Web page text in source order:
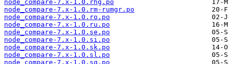
node_compare-7.x-1.0.rhg.po
node_compare-7.x-1.0.rm-rumgr.po
node_compare-7.x-1.0.ro.po
node_compare-7.x-1.0.ru.po
node_compare-7.x-1.0.se.po
node_compare-7.x-1.0.si.po
node_compare-7.x-1.0.sk.po
node_compare-7.x-1.0.sl.po
node_compare-7.x-1.0.sq.po